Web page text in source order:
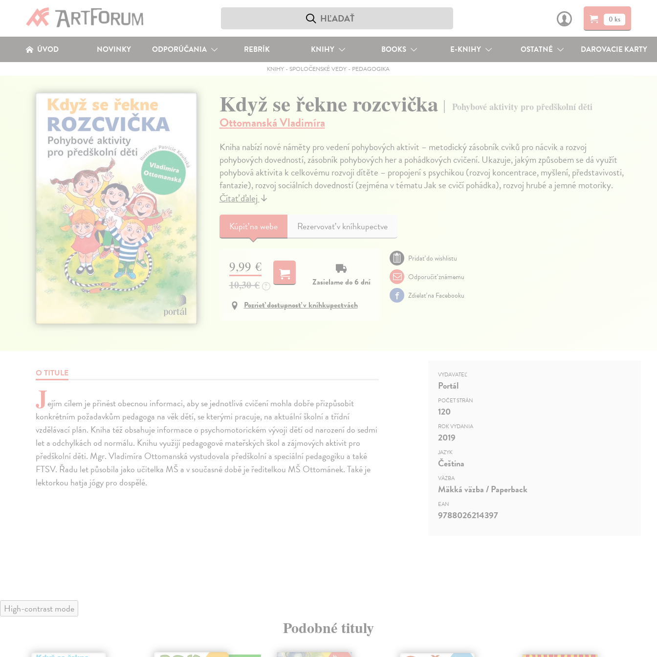
0 ks
ÚVOD NOVINKY ODPORÚČANIA REBRÍK KNIHY BOOKS E-KNIHY OSTATNÉ DAROVACIE KARTY
KNIHY - SPOLOČENSKÉ VEDY - PEDAGOGIKA
Když se řekne rozcvička Pohybové aktivity pro předškolní děti
Ottomanská Vladimíra
Kniha nabízí nové náměty pro vedení pohybových aktivit – metodický zásobník cviků pro nácvik a rozvoj
pohybových dovedností, zásobník pohybových her a pohádkových cvičení. Ukazuje, jakým způsobem se dá využít
pohybová aktivita k celkovému rozvoji dítěte – propojení s psychikou (rozvoj koncentrace, myšlení, představivosti,
fantazie), rozvoj sociálních dovedností (zejména v tématu Jak se cvičí pohádka), rozvoj hrubé a jemné motoriky.
Čítať ďalej↓
Kúpiťna webe Rezervovať v kníhkupectve
9,99 €
10,30 € ?
Zasielame do 6 dní
Pozrieť dostupnosť v kníhkupectvách
Pridať do wishlistu
Odporučiť známemu
Zdielať na Facebooku
O TITULE
Jejím cílem je přinést obecnou informaci, aby se jednotlivá cvičení mohla dobře přizpůsobit
konkrétním požadavkům pedagoga na věk dětí, se kterými pracuje, na aktuální školní a třídní
vzdělávací plán. Kniha též obsahuje informace o psychomotorickém vývoji dětí od narození do sedmi
let a odchylkách od normálu. Knihu využijí pedagogové mateřských škol a zájmových aktivit pro
předškolní děti. Mgr. Vladimíra Ottomanská vystudovala předškolní a speciální pedagogiku a také
FTSV. Řadu let působila jako učitelka MŠ a v současné době je ředitelkou MŠ Ottománek. Také je
lektorkou hatja jógy pro dospělé.
VYDAVATEĽ
Portál
POČET STRÁN
120
ROK VYDANIA
2019
JAZYK
Čeština
VÄZBA
Mäkká väzba / Paperback
EAN
9788026214397
High-contrast mode
Podobné tituly